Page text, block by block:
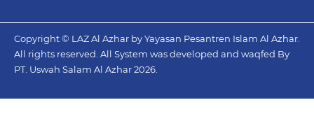
Copyright © LAZ Al Azhar by Yayasan Pesantren Islam Al Azhar.
All rights reserved. All System was developed and waqfed By
PT. Uswah Salam Al Azhar2026.